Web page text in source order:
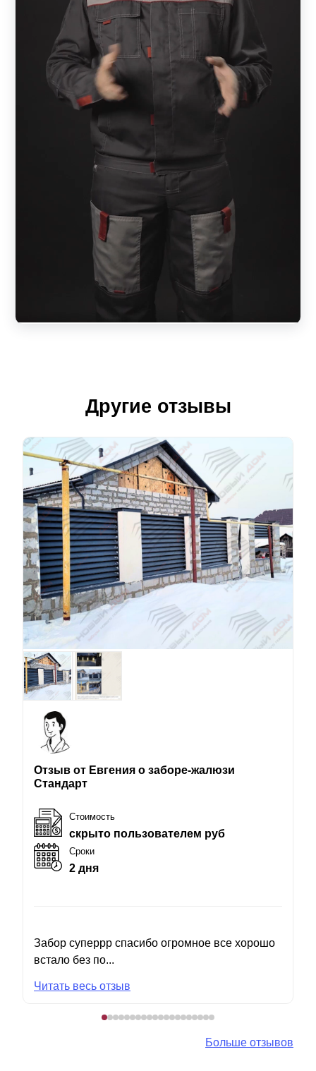
Другие отзывы
Отзыв от Евгения о заборе-жалюзи
Стандарт
Стоимость
скрыто пользователем руб
Сроки
2 дня
Забор суперрр спасибо огромное все хорошо
встало без по...
Читать весь отзыв
Больше отзывов